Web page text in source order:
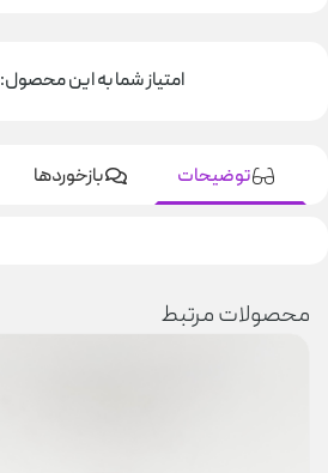
امتیاز شما به این محصول:
توضیحات بازخوردها
محصولات مرتبط